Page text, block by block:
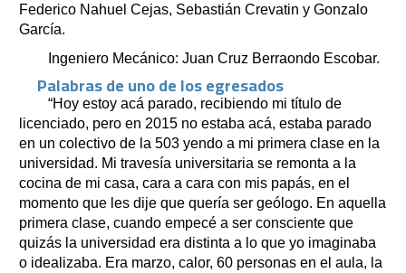
Federico Nahuel Cejas, Sebastián Crevatin y Gonzalo
García.
Ingeniero Mecánico: Juan Cruz Berraondo Escobar.
Palabras de uno de los egresados
“Hoy estoy acá parado, recibiendo mi título de
licenciado, pero en 2015 no estaba acá, estaba parado
en un colectivo de la 503 yendo a mi primera clase en la
universidad. Mi travesía universitaria se remonta a la
cocina de mi casa, cara a cara con mis papás, en el
momento que les dije que quería ser geólogo. En aquella
primera clase, cuando empecé a ser consciente que
quizás la universidad era distinta a lo que yo imaginaba
o idealizaba. Era marzo, calor, 60 personas en el aula, la